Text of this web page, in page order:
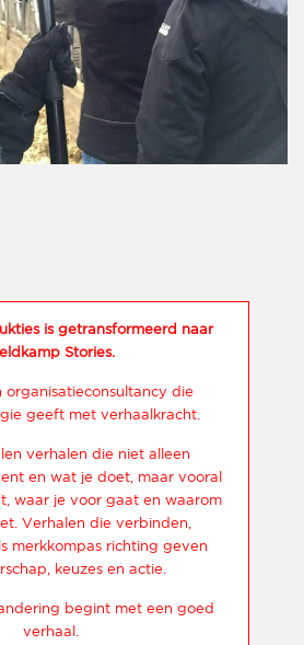
is getransformeerd naar
Stories.
organisatieconsultancy die
geeft met verhaalkracht.
verhalen die niet alleen
en wat je doet, maar vooral
waar je voor gaat en waarom
Verhalen die verbinden,
merkkompas richting geven
keuzes en actie.
begint met een goed
verhaal.